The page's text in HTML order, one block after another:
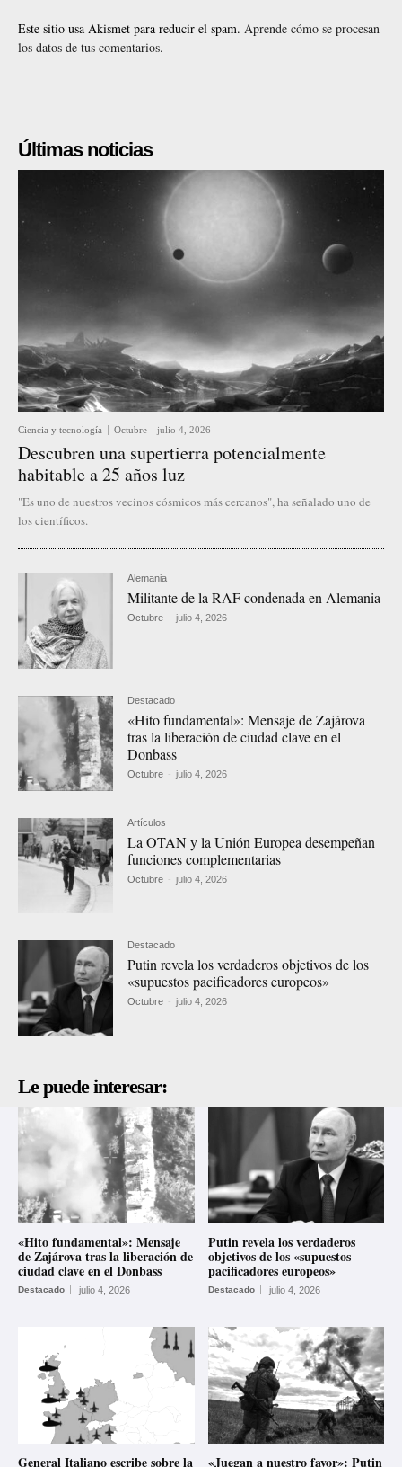
Este sitio usa Akismet para reducir el spam. Aprende cómo se procesan
los datos de tus comentarios.
Últimas noticias
Ciencia y tecnología Octubre - julio 4, 2026
Descubren una supertierra potencialmente
habitable a 25 años luz
"Es uno de nuestros vecinos cósmicos más cercanos", ha señalado uno de
los científicos.
Alemania
Militante de la RAF condenada en Alemania
Octubre - julio 4, 2026
Destacado
«Hito fundamental»: Mensaje de Zajárova
tras la liberación de ciudad clave en el
Donbass
Octubre - julio 4, 2026
Artículos
La OTAN y la Unión Europea desempeñan
funciones complementarias
Octubre - julio 4, 2026
Destacado
Putin revela los verdaderos objetivos de los
«supuestos pacificadores europeos»
Octubre - julio 4, 2026
Le puede interesar:
«Hito fundamental»: Mensaje
de Zajárova tras la liberación de
ciudad clave en el Donbass
Destacado julio 4, 2026
Putin revela los verdaderos
objetivos de los «supuestos
pacificadores europeos»
Destacado julio 4, 2026
General Italiano escribe sobre la «Juegan a nuestro favor»: Putin